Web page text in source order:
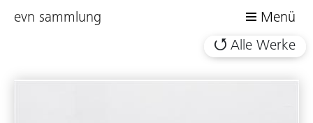
evn sammlung
Menü
Alle Werke